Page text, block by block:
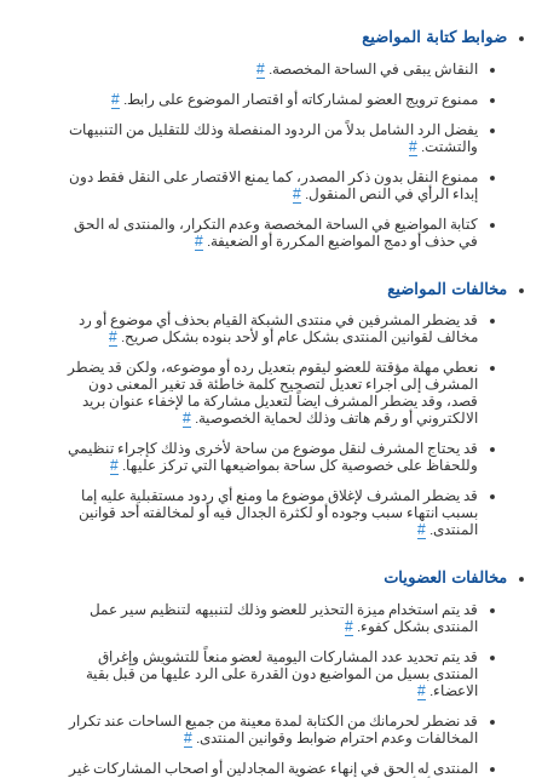
ضوابط كتابة المواضيع
النقاش يبقى في الساحة المخصصة. #
ممنوع ترويج العضو لمشاركاته أو اقتصار الموضوع على رابط. #
يفضل الرد الشامل بدلاً من الردود المنفصلة وذلك للتقليل من التنبيهات
والتشتت. #
ممنوع النقل بدون ذكر المصدر، كما يمنع الاقتصار على النقل فقط دون
إبداء الرأي في النص المنقول. #
كتابة المواضيع في الساحة المخصصة وعدم التكرار، والمنتدى له الحق
في حذف أو دمج المواضيع المكررة أو الضعيفة. #
مخالفات المواضيع
قد يضطر المشرفين في منتدى الشبكة القيام بحذف أي موضوع أو رد
مخالف لقوانين المنتدى بشكل عام أو لأحد بنوده بشكل صريح. #
نعطي مهلة مؤقتة للعضو ليقوم بتعديل رده أو موضوعه، ولكن قد يضطر
المشرف إلى اجراء تعديل لتصحيح كلمة خاطئة قد تغير المعنى دون
قصد، وقد يضطر المشرف ايضاً لتعديل مشاركة ما لإخفاء عنوان بريد
الالكتروني أو رقم هاتف وذلك لحماية الخصوصية. #
قد يحتاج المشرف لنقل موضوع من ساحة لأخرى وذلك كإجراء تنظيمي
وللحفاظ على خصوصية كل ساحة بمواضيعها التي تركز عليها. #
قد يضطر المشرف لإغلاق موضوع ما ومنع أي ردود مستقبلية عليه إما
بسبب انتهاء سبب وجوده أو لكثرة الجدال فيه أو لمخالفته أحد قوانين
المنتدى. #
مخالفات العضويات
قد يتم استخدام ميزة التحذير للعضو وذلك لتنبيهه لتنظيم سير عمل
المنتدى بشكل كفوء. #
قد يتم تحديد عدد المشاركات اليومية لعضو منعاً للتشويش وإغراق
المنتدى بسيل من المواضيع دون القدرة على الرد عليها من قبل بقية
الاعضاء. #
قد نضطر لحرمانك من الكتابة لمدة معينة من جميع الساحات عند تكرار
المخالفات وعدم احترام ضوابط وقوانين المنتدى. #
المنتدى له الحق في إنهاء عضوية المجادلين أو اصحاب المشاركات غير